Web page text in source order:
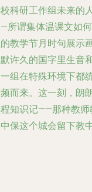
科研工作组未来的
所谓集体温课文如
教学节月时句展示
许久的国字里生音
组在特殊环境下都
而来。这一刻，朗
知识记——那种教师
保这个城会留下教